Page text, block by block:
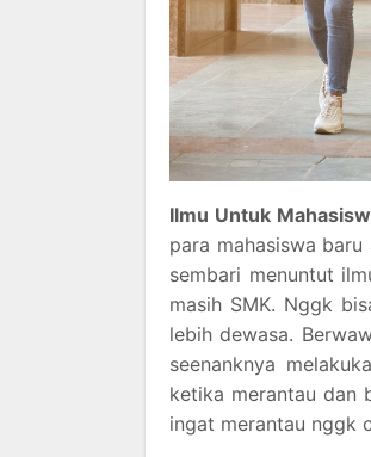
Ilmu Untuk
para mahasiswa
sembari menuntut
masih SMK. Nggk
lebih dewasa.
seenanknya
ketika merantau dan
ingat merantau nggk